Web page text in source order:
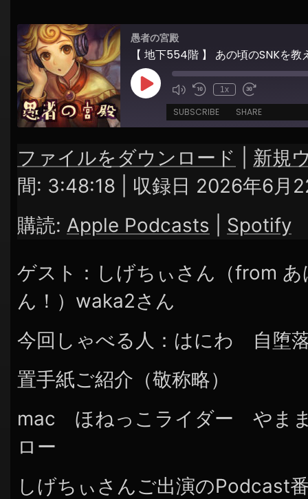
ョ
ン
愚者の宮殿
【 地下554階 】 あの頃のSNKを
Play
Episode
1x
SUBSCRIBE SHARE
Apple Podcasts Spotify
RSS FEED
SHARE
LINK
EMBED
ファイルをダウンロード
新規
間: 3:48:18
収録日 2026年6月
購読: Apple Podcasts Spotify
ゲスト：しげちぃさん（from
ん！）waka2さん
今回しゃべる人：はにわ 自堕
置手紙ご紹介（敬称略）
mac ほねっこライダー やま
ロー
しげちぃさんご出演のPodcast